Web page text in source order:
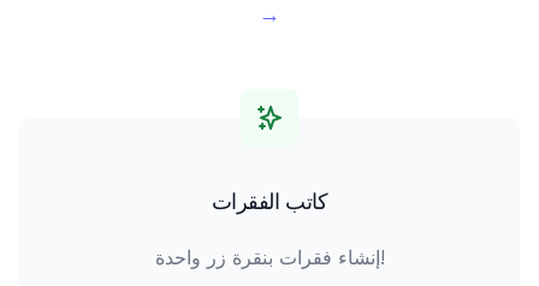
→
كاتب الفقرات
إنشاء فقرات بنقرة زر واحدة!